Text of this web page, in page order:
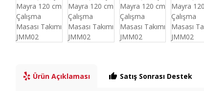
Ürün Açıklaması Satış Sonrası Destek